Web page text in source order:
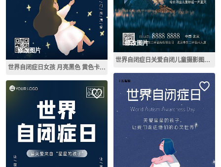
修改图片
世界自闭症日女孩 月亮黑色 黄色卡通海报
修改图片
世界自闭症日关爱自闭儿童摄影图海报